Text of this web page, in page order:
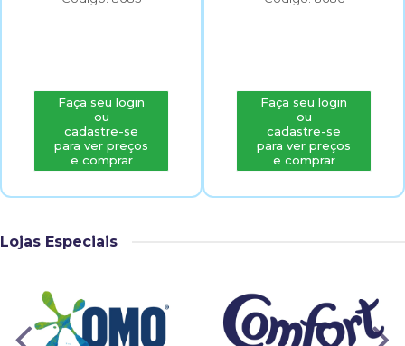
Faça seu login
ou
cadastre-se
para ver preços
e comprar
Faça seu login
ou
cadastre-se
para ver preços
e comprar
Lojas Especiais